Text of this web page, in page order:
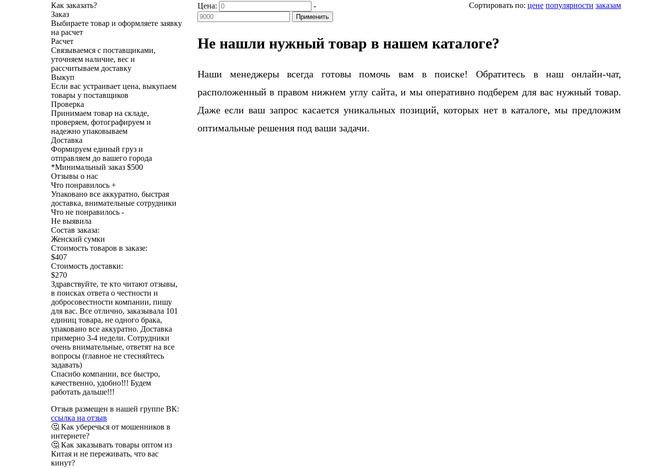
Как заказать?
Заказ
Выбираете товар и оформляете заявку
на расчет
Расчет
Связываемся с поставщиками,
уточняем наличие, вес и
рассчитываем доставку
Выкуп
Если вас устраивает цена, выкупаем
товары у поставщиков
Проверка
Принимаем товар на складе,
проверяем, фотографируем и
надежно упаковываем
Доставка
Формируем единый груз и
отправляем до вашего города
*Минимальный заказ $500
Отзывы о нас
Что понравилось +
Упаковано все аккуратно, быстрая
доставка, внимательные сотрудники
Что не понравилось -
Не выявила
Состав заказа:
Женский сумки
Стоимость товаров в заказе:
$407
Стоимость доставки:
$270
Здравствуйте, те кто читают отзывы,
в поисках ответа о честности и
добросовестности компании, пишу
для вас. Все отлично, заказывала 101
единиц товара, не одного брака,
упаковано все аккуратно. Доставка
примерно 3-4 недели. Сотрудники
очень внимательные, ответят на все
вопросы (главное не стесняйтесь
задавать)
Спасибо компании, все быстро,
качественно, удобно!!! Будем
работать дальше!!!
Отзыв размещен в нашей группе ВК:
ссылка на отзыв
🤔 Как уберечься от мошенников в
интернете?
🤔 Как заказывать товары оптом из
Китая и не переживать, что вас
кинут?
Сортировать по: цене популярности заказам
Цена: -
Применить
Не нашли нужный товар в нашем каталоге?
Наши менеджеры всегда готовы помочь вам в поиске! Обратитесь в наш онлайн-чат,
расположенный в правом нижнем углу сайта, и мы оперативно подберем для вас нужный товар.
Даже если ваш запрос касается уникальных позиций, которых нет в каталоге, мы предложим
оптимальные решения под ваши задачи.